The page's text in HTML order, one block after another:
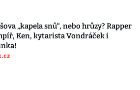
„kapela snů“, nebo hrůzy? Rapper
Ken, kytarista Vondráček i